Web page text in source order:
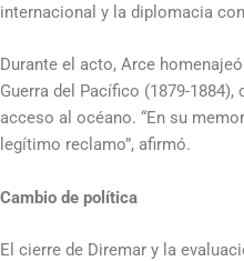
internacional y la diplomacia
Durante el acto, Arce
Guerra del Pacífico (1879-
acceso al océano. “En su
legítimo reclamo”, afirmó.
Cambio de política
El cierre de Diremar y la